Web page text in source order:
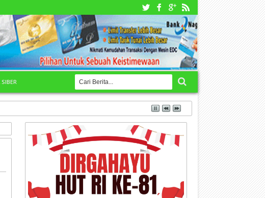
Pada STNK dan BPKB Semata-mata Mempermudah Proses Administrasi Kredit di Leasing